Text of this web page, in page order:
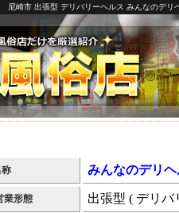
尼崎市 出張型 デリバリーヘルス みんなのデ
称 みんなのデリヘ
業形態 出張型 ( デリバ